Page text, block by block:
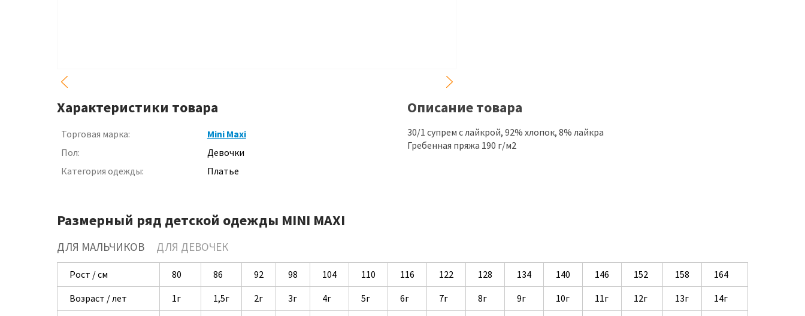
Характеристики товара
Торговая марка:
Mini Maxi
Пол:
Девочки
Категория одежды:
Платье
Описание товара
30/1 супрем с лайкрой, 92% хлопок, 8% лайкра
Гребенная пряжа 190 г/м2
Размерный ряд детской одежды MINI MAXI
ДЛЯ МАЛЬЧИКОВ ДЛЯ ДЕВОЧЕК
Рост / см 80 86 92 98 104 110 116 122 128 134 140 146 152 158
164
Возраст / лет
1г 1,5г 2г 3г 4г 5г 6г 7г 8г 9г 10г 11г 12г 13г
14г